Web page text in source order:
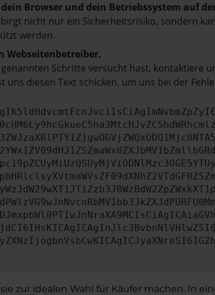
Browser und dein Betriebssystem auf
nicht nur ein Sicherheitsrisiko, sondern
werden.
Webseitenbetreiber.
Schritte versucht hast, kontaktiere
uns diesen Text schicken, um uns bei der
zur idealen Wahl für Käufer machen. In